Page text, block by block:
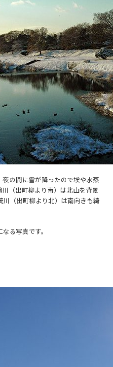
の間に雪が降ったので埃や水蒸
（出町柳より南）は北山を背景
川（出町柳より北）は南向きも綺
る写真です。